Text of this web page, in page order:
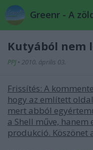
Greenr - A
Kutyából nem
PPJ • 2010. április 03.
Frissítés: A
hogy az említett
mert abból
a Shell műve, hanem
produkció. Köszönet